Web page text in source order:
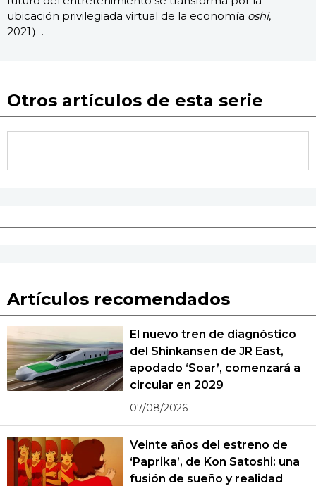
ubicación privilegiada virtual de la economía oshi,
2021）.
Otros artículos de esta serie
Artículos recomendados
El nuevo tren de diagnóstico
del Shinkansen de JR East,
apodado ‘Soar’, comenzará a
circular en 2029
07/08/2026
Veinte años del estreno de
‘Paprika’, de Kon Satoshi: una
fusión de sueño y realidad